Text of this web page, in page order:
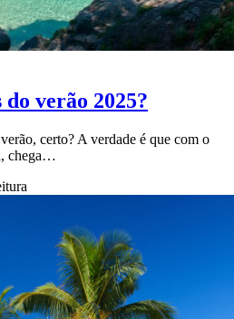
verão 2025?
certo? A verdade é que com o
chega…